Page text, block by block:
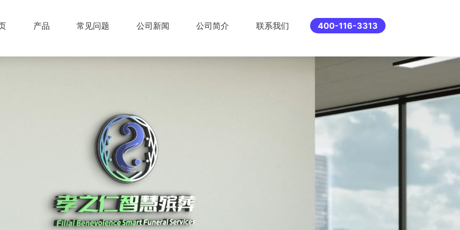
产品 常见问题 公司新闻 公司简介 联系我们 400-116-3313